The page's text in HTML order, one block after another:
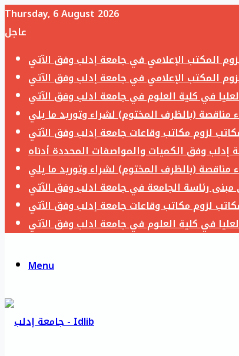
Thursday, 6 August 2026
عاجل
Menu